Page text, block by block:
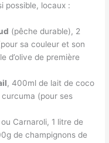
possible, locaux :
(pêche durable), 2
sa couleur et son
d’olive de première
, 400ml de lait de coco
(pour ses
Carnaroli, 1 litre de
de champignons de